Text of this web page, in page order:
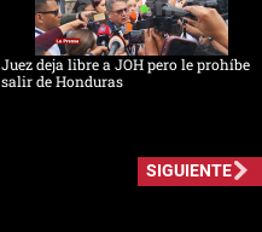
Juez deja libre a JOH pero le prohíbe
salir de Honduras
SIGUIENTE